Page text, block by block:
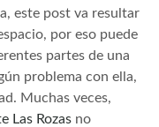
este post va resultar
por eso puede
partes de una
problema con ella,
Muchas veces,
Las Rozas no